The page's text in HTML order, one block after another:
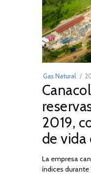
Gas Natural
ON
2019,
de vida
La empresa
índices durante